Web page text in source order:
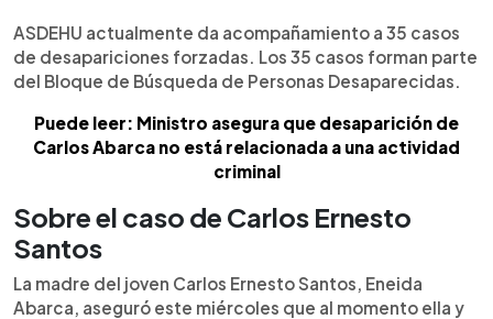
ASDEHU actualmente da acompañamiento a 35 casos
de desapariciones forzadas. Los 35 casos forman parte
del Bloque de Búsqueda de Personas Desaparecidas.
Puede leer: Ministro asegura que desaparición de
Carlos Abarca no está relacionada a una actividad
criminal
Sobre el caso de Carlos Ernesto
Santos
La madre del joven Carlos Ernesto Santos, Eneida
Abarca, aseguró este miércoles que al momento ella y